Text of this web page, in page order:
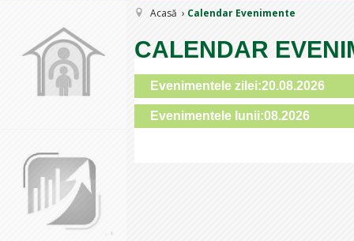
Acasă Calendar Evenimente
CALENDAR
Evenimentele zilei:20.08.2026
Evenimentele lunii:08.2026